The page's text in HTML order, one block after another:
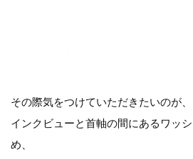
その際気をつけていただきたいのが、
インクビューと首軸の間にあるワッ
め、